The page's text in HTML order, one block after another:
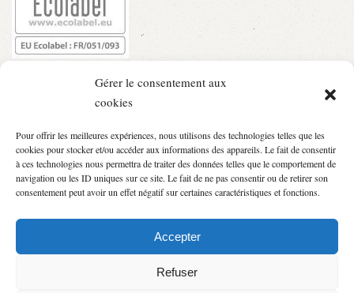
Gérer le consentement aux
cookies
Pour offrir les meilleures expériences, nous utilisons des technologies telles que les
cookies pour stocker et/ou accéder aux informations des appareils. Le fait de consentir
à ces technologies nous permettra de traiter des données telles que le comportement de
navigation ou les ID uniques sur ce site. Le fait de ne pas consentir ou de retirer son
consentement peut avoir un effet négatif sur certaines caractéristiques et fonctions.
Accepter
Refuser